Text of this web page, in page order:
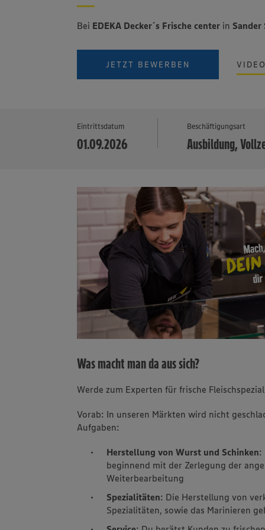
Bei EDEKA Decker´s Frische center in Sander
JETZT BEWERBEN
Eintrittsdatum
01.09.2026
Beschäftigungsart
Ausbildung,
Was macht man da aus sich?
Werde zum Experten für frische
Vorab: In unseren Märkten wird nicht
Aufgaben:
Herstellung von Wurst und Schinken:
beginnend mit der Zerlegung der
Weiterbearbeitung
Spezialitäten: Die Herstellung von
Spezialitäten, sowie das Marinieren